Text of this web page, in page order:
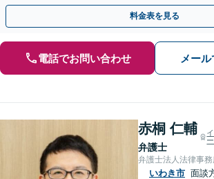
無料】【オンライン相談可能】
料金表を見る
電話でお問い合わせ メー
赤桐 仁輔
弁護士
弁護士法人法律事
いわき市 面談